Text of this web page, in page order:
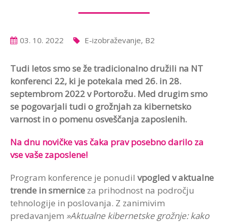
03. 10. 2022 E-izobraževanje, B2
Tudi letos smo se že tradicionalno družili na NT
konferenci 22, ki je potekala med 26. in 28.
septembrom 2022 v Portorožu. Med drugim smo
se pogovarjali tudi o grožnjah za kibernetsko
varnost in o pomenu osveščanja zaposlenih.
Na dnu novičke vas čaka prav posebno darilo za
vse vaše zaposlene!
Program konference je ponudil vpogled v aktualne
trende in smernice za prihodnost na področju
tehnologije in poslovanja. Z zanimivim
predavanjem »Aktualne kibernetske grožnje: kako